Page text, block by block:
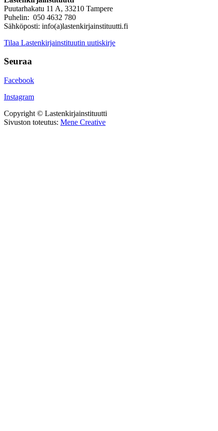
Puutarhakatu 11 A, 33210 Tampere
Puhelin: 050 4632 780
Sähköposti: info(a)lastenkirjainstituutti.fi
Tilaa Lastenkirjainstituutin uutiskirje
Seuraa
Facebook
Instagram
Copyright © Lastenkirjainstituutti
Sivuston toteutus: Mene Creative